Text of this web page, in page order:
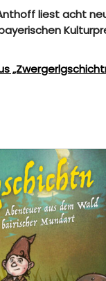
liest acht